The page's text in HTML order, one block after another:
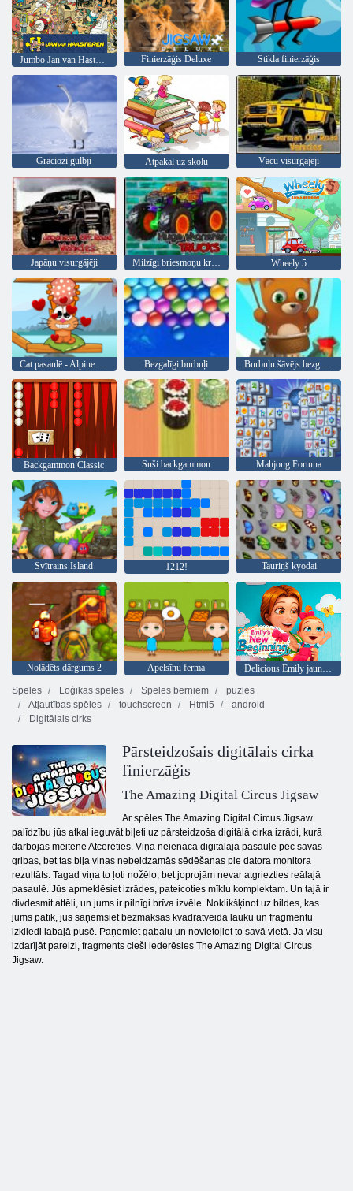
Jumbo Jan van Hasteren Finierzāģis Deluxe Stikla finierzāģis
Graciozi gulbji Atpakaļ uz skolu Vācu visurgājēji
Japāņu visurgājēji Milzīgi briesmoņu kravas automašīnas Wheely 5
Bezgalīgi burbuļi
Backgammon Classic Suši backgammon Mahjong Fortuna
Svītrains Island 1212! Tauriņš kyodai
Nolādēts dārgums 2 Apelsīnu ferma
Delicious Emily jauns sākums
Spēles
Loģikas spēles Spēles bērniem
puzles
Atjautības spēles
touchscreen Html5
android
Digitālais cirks
Pārsteidzošais digitālais cirka
finierzāģis
The Amazing Digital Circus Jigsaw
Ar spēles The Amazing Digital Circus Jigsaw
palīdzību jūs atkal ieguvāt biļeti uz pārsteidzoša digitālā cirka izrādi, kurā
darbojas meitene Atcerēties. Viņa neienāca digitālajā pasaulē pēc savas
gribas, bet tas bija viņas nebeidzamās sēdēšanas pie datora monitora
rezultāts. Tagad viņa to ļoti nožēlo, bet joprojām nevar atgriezties reālajā
pasaulē. Jūs apmeklēsiet izrādes, pateicoties mīklu komplektam. Un tajā ir
divdesmit attēli, un jums ir pilnīgi brīva izvēle. Noklikšķinot uz bildes, kas
jums patīk, jūs saņemsiet bezmaksas kvadrātveida lauku un fragmentu
izkliedi labajā pusē. Paņemiet gabalu un novietojiet to savā vietā. Ja visu
izdarījāt pareizi, fragments cieši iederēsies The Amazing Digital Circus
Jigsaw.